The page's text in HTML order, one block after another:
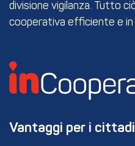
divisione vigilanza. Tutto
cooperativa efficiente e in
Vantaggi per i